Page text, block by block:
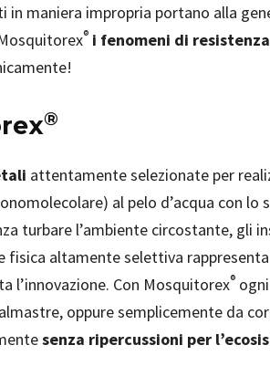
in maniera impropria portano alla
® i fenomeni di
®
attentamente selezionate per
al pelo d’acqua con lo
turbare l’ambiente circostante, gli
fisica altamente selettiva
l’innovazione. Con Mosquitorex®
oppure semplicemente da
senza ripercussioni per